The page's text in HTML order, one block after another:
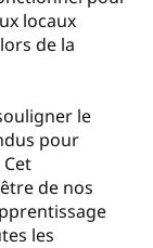
locaux
de la
le
pour
Cet
de nos
les